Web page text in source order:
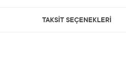
TAKSİT SEÇENEKLERİ